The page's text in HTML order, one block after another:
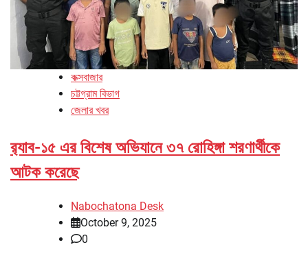
কক্সবাজার
চট্টগ্রাম বিভাগ
জেলার খবর
র‌্যাব-১৫ এর বিশেষ অভিযানে ৩৭ রোহিঙ্গা শরণার্থীকে
আটক করেছে
Nabochatona Desk
October 9, 2025
0